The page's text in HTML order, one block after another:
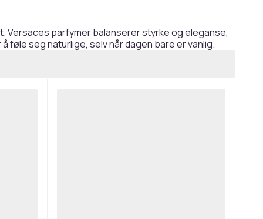
Versaces parfymer balanserer styrke og eleganse,
føle seg naturlige, selv når dagen bare er vanlig.